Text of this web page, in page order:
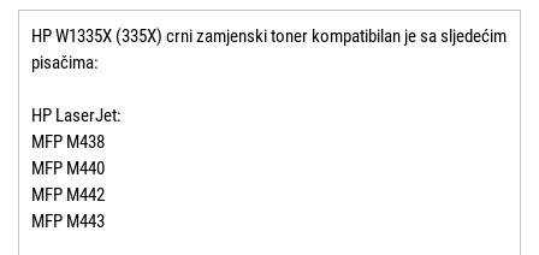
HP W1335X (335X) crni zamjenski toner kompatibilan je sa sljedećim
pisačima:
HP LaserJet:
MFP M438
MFP M440
MFP M442
MFP M443